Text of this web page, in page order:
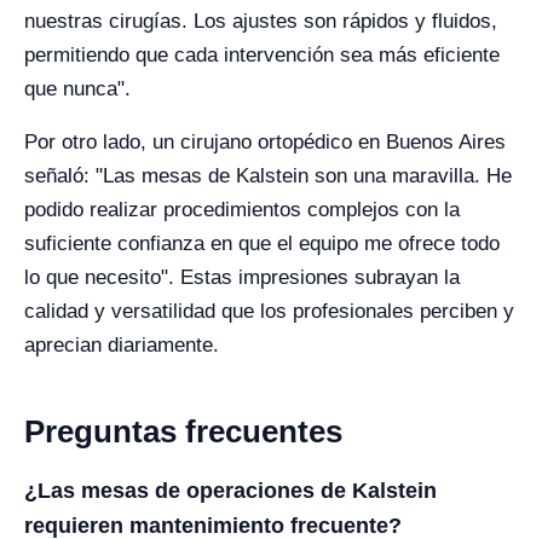
nuestras cirugías. Los ajustes son rápidos y fluidos,
permitiendo que cada intervención sea más eficiente
que nunca".
Por otro lado, un cirujano ortopédico en Buenos Aires
señaló: "Las mesas de Kalstein son una maravilla. He
podido realizar procedimientos complejos con la
suficiente confianza en que el equipo me ofrece todo
lo que necesito". Estas impresiones subrayan la
calidad y versatilidad que los profesionales perciben y
aprecian diariamente.
Preguntas frecuentes
¿Las mesas de operaciones de Kalstein
requieren mantenimiento frecuente?